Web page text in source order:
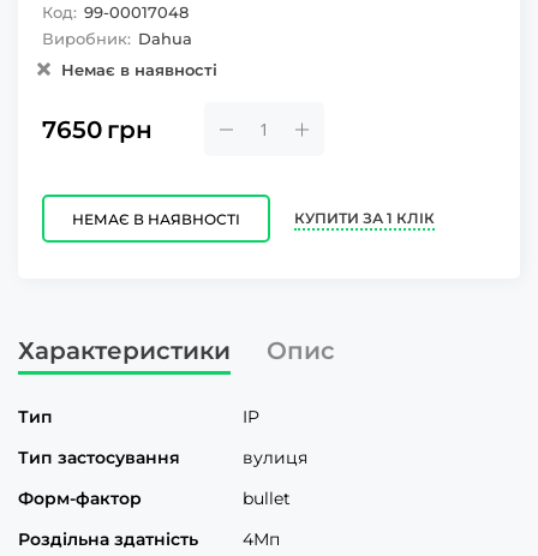
Код: 99-00017048
Виробник: Dahua
Немає в наявності
7650 грн
НЕМАЄ В НАЯВНОСТІ КУПИТИ ЗА 1 КЛІК
Характеристики Опис
Тип
IP
Тип застосування
вулиця
Форм-фактор
bullet
Роздільна здатність
4Мп